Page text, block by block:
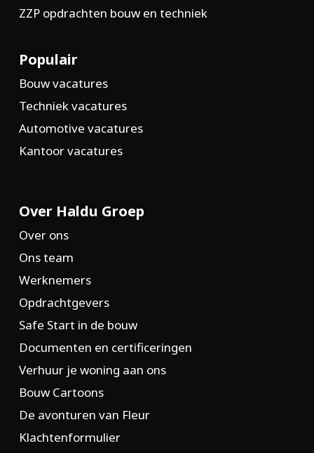
ZZP opdrachten bouw en techniek
Populair
Bouw vacatures
Techniek vacatures
Automotive vacatures
Kantoor vacatures
Over Haldu Groep
Over ons
Ons team
Werknemers
Opdrachtgevers
Safe Start in de bouw
Documenten en certificeringen
Verhuur je woning aan ons
Bouw Cartoons
De avonturen van Fleur
Klachtenformulier